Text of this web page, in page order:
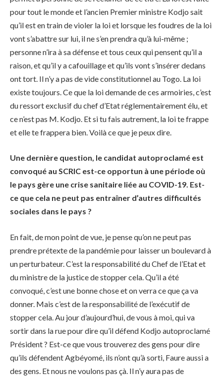
pour tout le monde et l’ancien Premier ministre Kodjo sait
qu’il est en train de violer la loi et lorsque les foudres de la loi
vont s’abattre sur lui, il ne s’en prendra qu’à lui-même ;
personne n’ira à sa défense et tous ceux qui pensent qu’il a
raison, et qu’il y a cafouillage et qu’ils vont s’insérer dedans
ont tort. Il n’y a pas de vide constitutionnel au Togo. La loi
existe toujours. Ce que la loi demande de ces armoiries, c’est
du ressort exclusif du chef d’Etat réglementairement élu, et
ce n’est pas M. Kodjo. Et si tu fais autrement, la loi te frappe
et elle te frappera bien. Voilà ce que je peux dire.
Une dernière question, le candidat autoproclamé est
convoqué au SCRIC est-ce opportun à une période où
le pays gère une crise sanitaire liée au COVID-19. Est-
ce que cela ne peut pas entraîner d’autres difficultés
sociales dans le pays ?
En fait, de mon point de vue, je pense qu’on ne peut pas
prendre prétexte de la pandémie pour laisser un boulevard à
un perturbateur. C’est la responsabilité du Chef de l’Etat et
du ministre de la justice de stopper cela. Qu’il a été
convoqué, c’est une bonne chose et on verra ce que ça va
donner. Mais c’est de la responsabilité de l’exécutif de
stopper cela. Au jour d’aujourd’hui, de vous à moi, qui va
sortir dans la rue pour dire qu’il défend Kodjo autoproclamé
Président ? Est-ce que vous trouverez des gens pour dire
qu’ils défendent Agbéyomé, ils n’ont qu’à sorti, Faure aussi a
des gens. Et nous ne voulons pas çà. Il n’y aura pas de